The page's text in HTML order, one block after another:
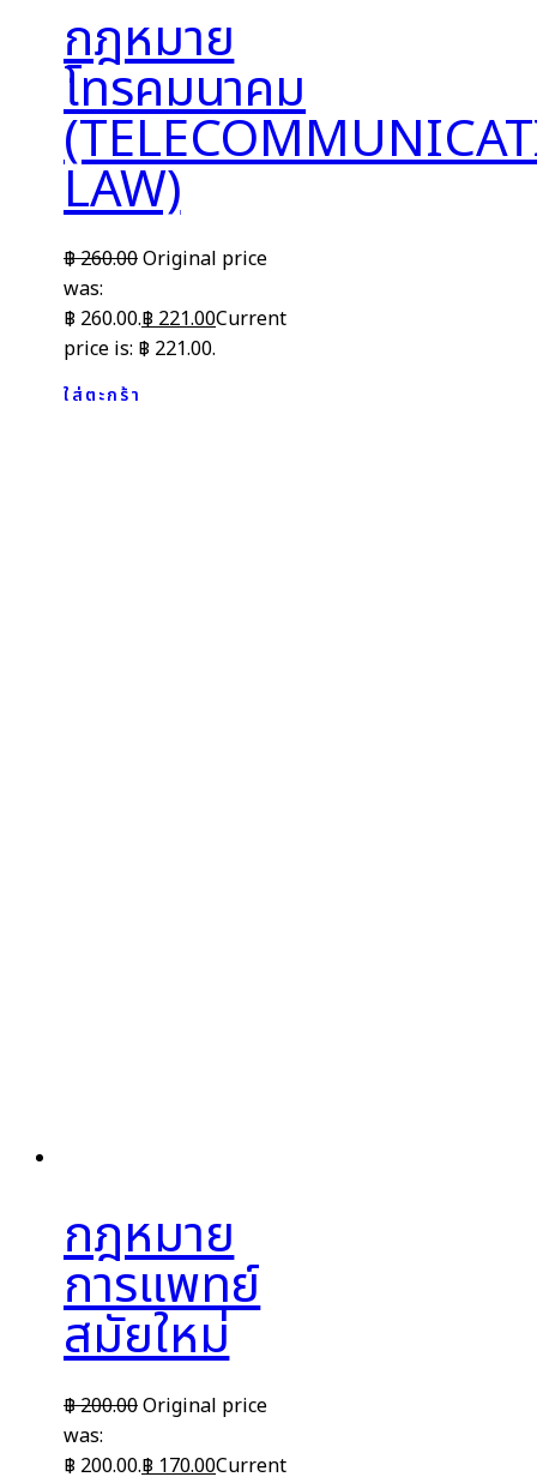
กฎหมาย
โทรคมนาคม
LAW)
฿260.00Original price
was:
฿ 260.00.฿221.00Current
price is: ฿ 221.00.
ใส่ตะกร้า
กฎหมาย
การแพทย์
สมัยใหม่
฿200.00Original price
was:
฿ 200.00.฿ 170.00Current